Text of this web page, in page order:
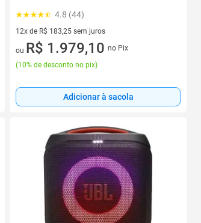
4.8 (44)
12x de R$ 183,25 sem juros
12 vez de R$ 183,25 sem juros
ou R$ 1.979,10 no Pix
(10% de desconto no pix)
Adicionar à sacola